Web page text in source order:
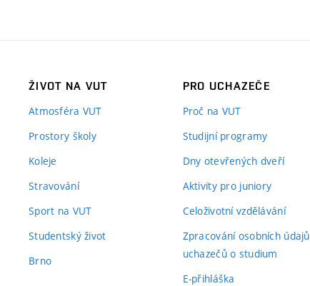
ŽIVOT NA VUT
Atmosféra VUT
Prostory školy
Koleje
Stravování
Sport na VUT
Studentský život
Brno
PRO UCHAZEČE
Proč na VUT
Studijní programy
Dny otevřených dveří
Aktivity pro juniory
Celoživotní vzdělávání
Zpracování osobních údajů
uchazečů o studium
E-přihláška